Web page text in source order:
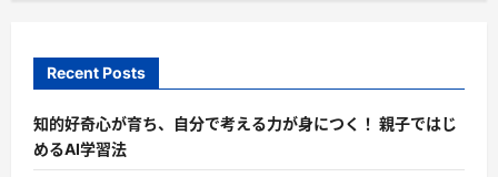
Recent Posts
知的好奇心が育ち、自分で考える力が身につく！ 親子ではじ
めるAI学習法